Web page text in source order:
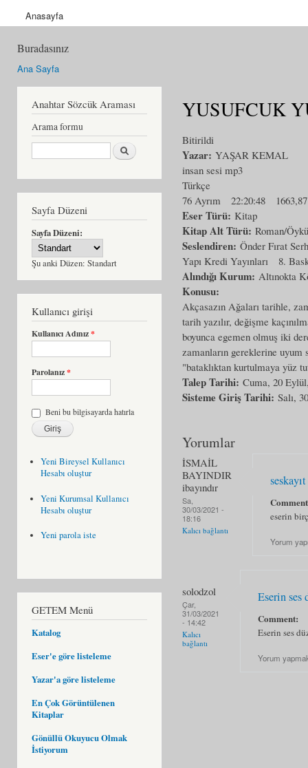
Anasayfa
Buradasınız
Ana Sayfa
Anahtar Sözcük Araması
Arama formu
Ara
Sayfa Düzeni
Sayfa Düzeni:
Şu anki Düzen: Standart
Kullanıcı girişi
Kullanıcı Adınız*
Parolanız*
Beni bu bilgisayarda hatırla
Yeni Bireysel Kullanıcı
Hesabı oluştur
Yeni Kurumsal Kullanıcı
Hesabı oluştur
Yeni parola iste
GETEM Menü
Katalog
Eser'e göre listeleme
Yazar'a göre listeleme
En Çok Görüntülenen
Kitaplar
Gönüllü Okuyucu Olmak
İstiyorum
YUSUFCUK
Bitirildi
Yazar: YAŞAR KEMAL
insan sesi mp3
Türkçe
76 Ayrım
22:20:48
Eser Türü: Kitap
Kitap Alt Türü: Roman/Öykü
Seslendiren: Önder Fırat
Yapı Kredi Yayınları
8.
Alındığı Kurum: Altınokta
Konusu:
Akçasazın Ağaları tarihle,
tarih yazılır, değişme
boyunca egemen olmuş iki
zamanların gereklerine uyum
"bataklıktan kurtulmaya yüz
Talep Tarihi: Cuma, 20
Sisteme Giriş Tarihi: Salı,
Yorumlar
İSMAİL
BAYINDIR
ibayındır
Sa,
30/03/2021 -
18:16
Kalıcı bağlantı
seskayıt
eserin
Yorum
solodzol
Çar,
31/03/2021
- 14:42
Kalıcı
bağlantı
Eserin ses
Comment:
Eserin ses
Yorum